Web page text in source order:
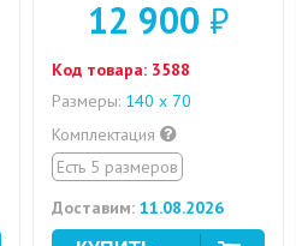
12 900 ₽
Код товара: 3588
Размеры: 140 х 70
Комплектация
Есть 5 размеров
Доставим: 11.08.2026